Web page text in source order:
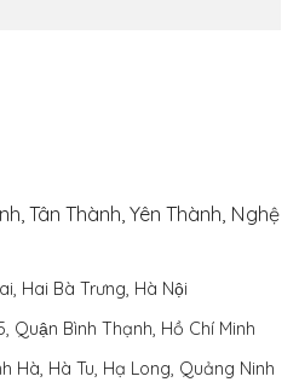
Tân Thành, Yên Thành, Nghệ
Hai Bà Trưng, Hà Nội
Quận Bình Thạnh, Hồ Chí Minh
Hà, Hà Tu, Hạ Long, Quảng Ninh